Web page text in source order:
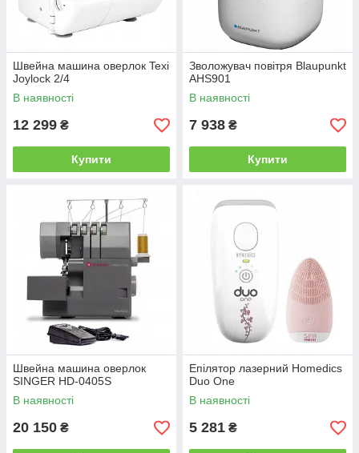
Швейна машина оверлок Texi
Joylock 2/4
В наявності
12 299 ₴
Купити
Зволожувач повітря Blaupunkt
AHS901
В наявності
7 938 ₴
Купити
Швейна машина оверлок
SINGER HD-0405S
В наявності
20 150 ₴
Епілятор лазерний Homedics
Duo One
В наявності
5 281 ₴